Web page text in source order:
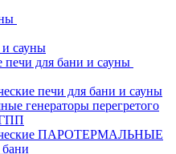
сауны
печи для бани и сауны
печи для бани и сауны
генераторы перегретого
ПАРОТЕРМАЛЬНЫЕ